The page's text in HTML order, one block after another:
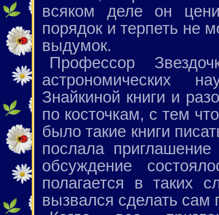
всяком деле он
порядок и терпеть не
выдумок.
Профессор
астрономических
Знайкиной книги и
по косточкам, с тем
было такие книги
послала
обсуждение
полагается в таких
вызвался сделать сам